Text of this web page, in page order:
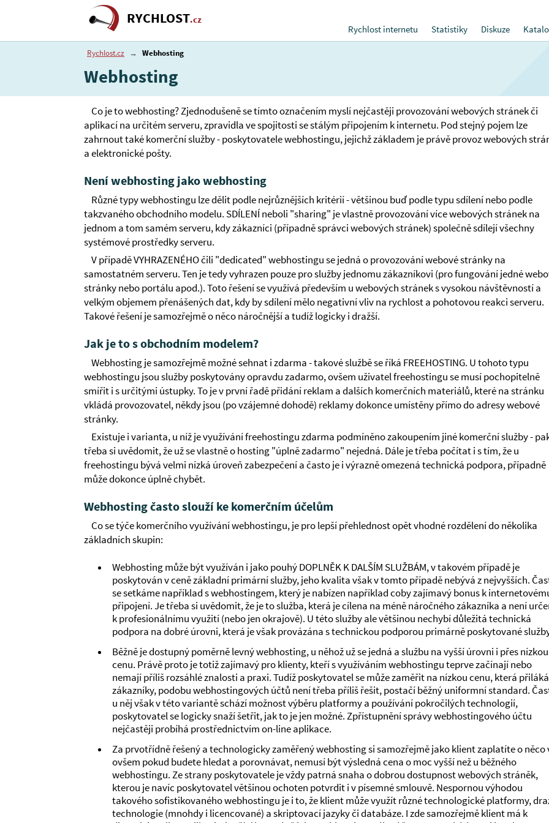
RYCHLOST.cz
Rychlost internetu
Statistiky Diskuze
Rychlost.cz → Webhosting
Webhosting
Co je to webhosting? Zjednodušeně se tímto označením myslí nejčastěji provozování webových stránek či
aplikací na určitém serveru, zpravidla ve spojitosti se stálým připojením k internetu. Pod stejný pojem lze
zahrnout také komerční služby - poskytovatele webhostingu, jejichž základem je právě provoz webových
a elektronické pošty.
Není webhosting jako webhosting
Různé typy webhostingu lze dělit podle nejrůznějších kritérií - většinou buď podle typu sdílení nebo podle
takzvaného obchodního modelu. SDÍLENÍ neboli "sharing" je vlastně provozování více webových stránek na
jednom a tom samém serveru, kdy zákazníci (případně správci webových stránek) společně sdílejí všechny
systémové prostředky serveru.
V případě VYHRAZENÉHO čili "dedicated" webhostingu se jedná o provozování webové stránky na
samostatném serveru. Ten je tedy vyhrazen pouze pro služby jednomu zákazníkovi (pro fungování jedné
stránky nebo portálu apod.). Toto řešení se využívá především u webových stránek s vysokou návštěvností a
velkým objemem přenášených dat, kdy by sdílení mělo negativní vliv na rychlost a pohotovou reakci serveru.
Takové řešení je samozřejmě o něco náročnější a tudíž logicky i dražší.
Jak je to s obchodním modelem?
Webhosting je samozřejmě možné sehnat i zdarma - takové službě se říká FREEHOSTING. U tohoto typu
webhostingu jsou služby poskytovány opravdu zadarmo, ovšem uživatel freehostingu se musí pochopitelně
smířit i s určitými ústupky. To je v první řadě přidání reklam a dalších komerčních materiálů, které na stránku
vkládá provozovatel, někdy jsou (po vzájemné dohodě) reklamy dokonce umístěny přímo do adresy webové
stránky.
Existuje i varianta, u níž je využívání freehostingu zdarma podmíněno zakoupením jiné komerční služby -
třeba si uvědomit, že už se vlastně o hosting "úplně zadarmo" nejedná. Dále je třeba počítat i s tím, že u
freehostingu bývá velmi nízká úroveň zabezpečení a často je i výrazně omezená technická podpora, případně
může dokonce úplně chybět.
Webhosting často slouží ke komerčním účelům
Co se týče komerčního využívání webhostingu, je pro lepší přehlednost opět vhodné rozdělení do několika
základních skupin:
Webhosting může být využíván i jako pouhý DOPLNĚK K DALŠÍM SLUŽBÁM, v takovém případě je
poskytován v ceně základní primární služby, jeho kvalita však v tomto případě nebývá z nejvyšších.
se setkáme například s webhostingem, který je nabízen například coby zajímavý bonus k
připojení. Je třeba si uvědomit, že je to služba, která je cílena na méně náročného zákazníka a není
k profesionálnímu využití (nebo jen okrajově). U této služby ale většinou nechybí důležitá technická
podpora na dobré úrovni, která je však provázána s technickou podporou primárně poskytované
Běžně je dostupný poměrně levný webhosting, u něhož už se jedná a službu na vyšší úrovni i přes nízkou
cenu. Právě proto je totiž zajímavý pro klienty, kteří s využíváním webhostingu teprve začínají nebo
nemají příliš rozsáhlé znalosti a praxi. Tudíž poskytovatel se může zaměřit na nízkou cenu, která přiláká
zákazníky, podobu webhostingových účtů není třeba příliš řešit, postačí běžný uniformní standard.
u něj však v této variantě schází možnost výběru platformy a používání pokročilých technologií,
poskytovatel se logicky snaží šetřit, jak to je jen možné. Zpřístupnění správy webhostingového účtu
nejčastěji probíhá prostřednictvím on-line aplikace.
Za prvotřídně řešený a technologicky zaměřený webhosting si samozřejmě jako klient zaplatíte o něco
ovšem pokud budete hledat a porovnávat, nemusí být výsledná cena o moc vyšší než u běžného
webhostingu. Ze strany poskytovatele je vždy patrná snaha o dobrou dostupnost webových stráněk,
kterou je navíc poskytovatel většinou ochoten potvrdit i v písemné smlouvě. Nespornou výhodou
takového sofistikovaného webhostingu je i to, že klient může využít různé technologické platformy,
technologie (mnohdy i licencované) a skriptovací jazyky či databáze. I zde samozřejmě klient má k